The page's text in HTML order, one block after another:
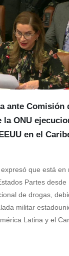
ante Comisión
la ONU
en el
que está en
Partes
de drogas,
militar
Latina y el